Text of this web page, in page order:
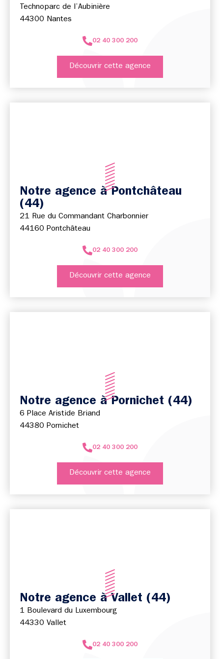
Technoparc de l’Aubinière
44300 Nantes
02 40 300 200
Découvrir cette agence
Notre agence à Pontchâteau
(44)
21 Rue du Commandant Charbonnier
44160 Pontchâteau
02 40 300 200
Découvrir cette agence
Notre agence à Pornichet (44)
6 Place Aristide Briand
44380 Pornichet
02 40 300 200
Découvrir cette agence
Notre agence à Vallet (44)
1 Boulevard du Luxembourg
44330 Vallet
02 40 300 200